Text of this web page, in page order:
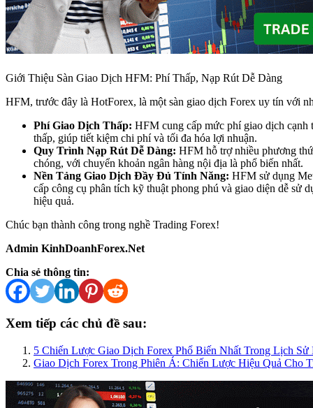
Giới Thiệu Sàn Giao Dịch HFM: Phí Thấp, Nạp Rút Dễ Dàng
HFM, trước đây là HotForex, là một sàn giao dịch Forex uy tín với
Phí Giao Dịch Thấp: HFM cung cấp mức phí giao dịch cạnh
thấp, giúp tiết kiệm chi phí và tối đa hóa lợi nhuận.
Quy Trình Nạp Rút Dễ Dàng: HFM hỗ trợ nhiều phương
chóng, với chuyển khoản ngân hàng nội địa là phổ biến nhất.
Nền Tảng Giao Dịch Đầy Đủ Tính Năng: HFM sử dụng
cấp công cụ phân tích kỹ thuật phong phú và giao diện dễ sử
hiệu quả.
Chúc bạn thành công trong nghề Trading Forex!
Admin KinhDoanhForex.Net
Chia sẻ thông tin:
Xem tiếp các chủ đề sau:
5 Chiến Lược Giao Dịch Forex Phổ Biến Nhất Trong Lịch Sử
Giao Dịch Forex Trong Phiên Á: Chiến Lược Hiệu Quả Cho